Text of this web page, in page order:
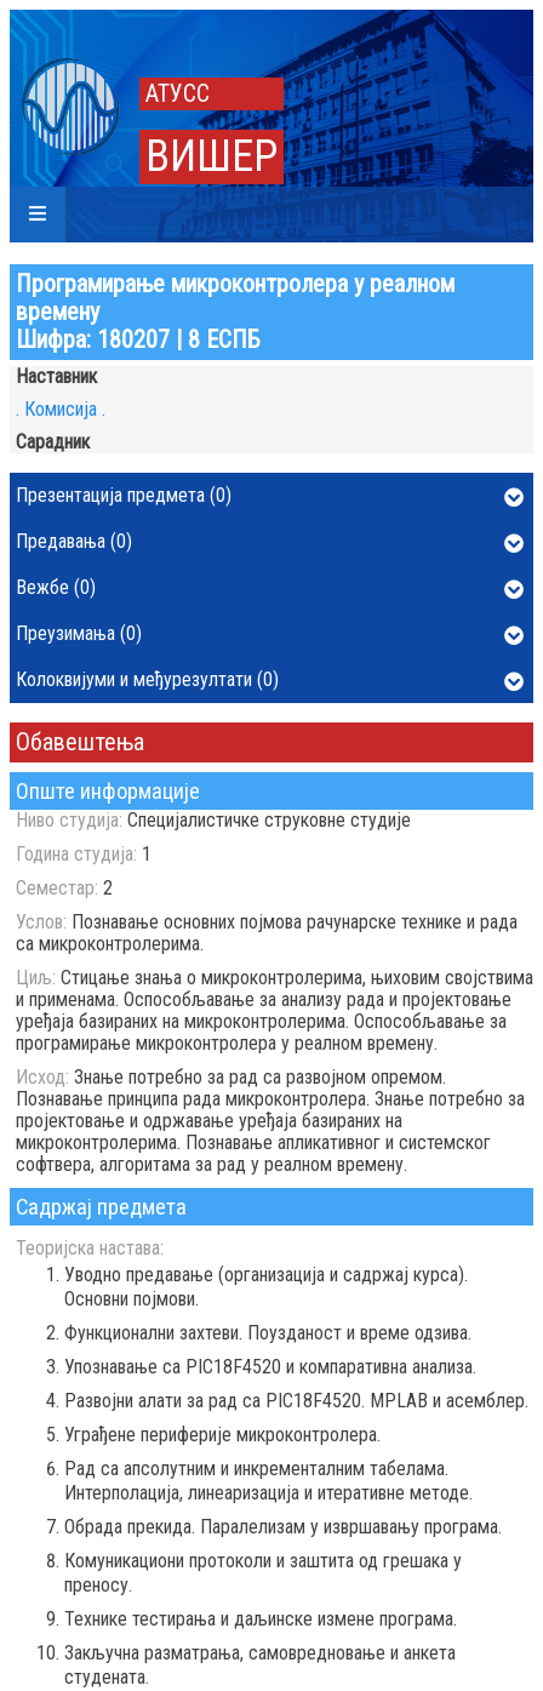
АТУСС
ВИШЕР
Програмирање микроконтролера у реалном
времену
Шифра: 180207 | 8 ЕСПБ
Опште информације
Ниво студија: Специјалистичке струковне студије
Година студија: 1
Семестар: 2
Услов: Познавање основних појмова рачунарске технике и рада
са микроконтролерима.
Циљ: Стицање знања о микроконтролерима, њиховим својствима
и применама. Оспособљавање за анализу рада и пројектовање
уређаја базираних на микроконтролерима. Оспособљавање за
програмирање микроконтролера у реалном времену.
Исход: Знање потребно за рад са развојном опремом.
Познавање принципа рада микроконтролера. Знање потребно за
пројектовање и одржавање уређаја базираних на
микроконтролерима. Познавање апликативног и системског
софтвера, алгоритама за рад у реалном времену.
Садржај предмета
Теоријска настава:
Уводно предавање (организација и садржај курса).
Основни појмови.
Функционални захтеви. Поузданост и време одзива.
Упознавање са PIC18F4520 и компаративна анализа.
Развојни алати за рад са PIC18F4520. MPLAB и асемблер.
Уграђене периферије микроконтролера.
Рад са апсолутним и инкременталним табелама.
Интерполација, линеаризација и итеративне методе.
Обрада прекида. Паралелизам у извршавању програма.
Комуникациони протоколи и заштита од грешака у
преносу.
Технике тестирања и даљинске измене програма.
Закључна разматрања, самовредновање и анкета
студената.
Наставник
. Комисија .
Сарадник
Презентација предмета (0)
Предавања (0)
Вежбе (0)
Преузимања (0)
Колоквијуми и међурезултати (0)
Обавештења